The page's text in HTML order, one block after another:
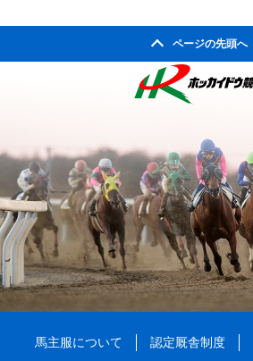
ページの先頭へ
馬主服について 認定厩舎制度